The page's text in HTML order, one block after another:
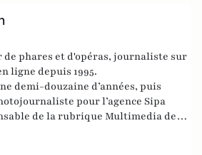
phares et d'opéras, journaliste sur
ligne depuis 1995.
demi-douzaine d’années, puis
pour l’agence Sipa
de la rubrique Multimedia de
les médias à Arrêt sur Images et de
Par ailleurs fut blogueur, avec Le